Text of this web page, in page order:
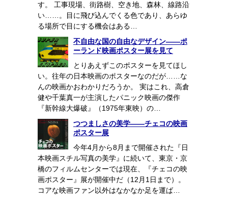
す。 工事現場、街路樹、空き地、森林、線路沿
い……。目に飛び込んでくる色であり、あらゆ
る場所で目にする機会はある…
不自由な国の自由なデザイン――ポ
ーランド映画ポスター展を見て
とりあえずこのポスターを見てほし
い。往年の日本映画のポスターなのだが……な
んの映画かおわかりだろうか。 実はこれ、高倉
健や千葉真一が主演したパニック映画の傑作
『新幹線大爆破』（1975年東映）の…
つつましさの美学――チェコの映画
ポスター展
今年4月から8月まで開催された『日
本映画スチル写真の美学』に続いて、東京・京
橋のフィルムセンターでは現在、『チェコの映
画ポスター』展が開催中だ（12月1日まで）。
コアな映画ファン以外はなかなか足を運ば…